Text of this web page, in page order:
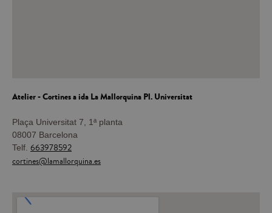
Atelier - Cortines a idaLa Mallorquina Pl. Universitat
Plaça Universitat 7, 1ª planta
08007 Barcelona
Telf. 663978592
cortines@lamallorquina.es